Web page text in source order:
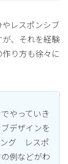
レスポンシブ
、それを経験
り方も徐々に
やっていき
デザインを
ング レスポ
例などがわ